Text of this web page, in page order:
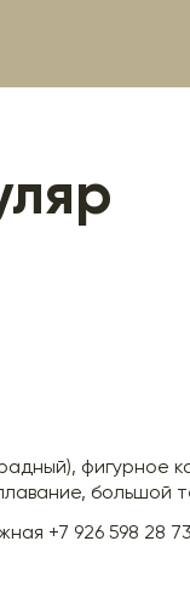
фигурное
большой
+7 926 598 28